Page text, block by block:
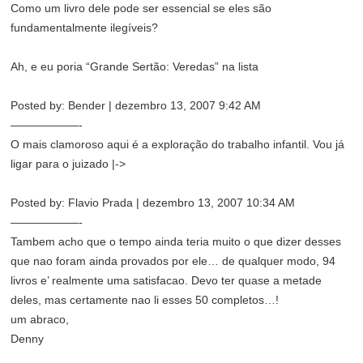
Como um livro dele pode ser essencial se eles são
fundamentalmente ilegíveis?
Ah, e eu poria “Grande Sertão: Veredas” na lista
Posted by: Bender | dezembro 13, 2007 9:42 AM
——————-
O mais clamoroso aqui é a exploração do trabalho infantil. Vou já
ligar para o juizado |->
Posted by: Flavio Prada | dezembro 13, 2007 10:34 AM
——————-
Tambem acho que o tempo ainda teria muito o que dizer desses
que nao foram ainda provados por ele… de qualquer modo, 94
livros e’ realmente uma satisfacao. Devo ter quase a metade
deles, mas certamente nao li esses 50 completos…!
um abraco,
Denny